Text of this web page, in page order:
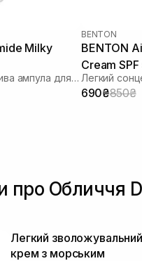
Milky
Відновлююча заспокійлива ампула для обличчя
BENTON
BENTON
Cream
Легкий
690₴850₴
про Обличчя
Легкий зволожувальний
крем з морським